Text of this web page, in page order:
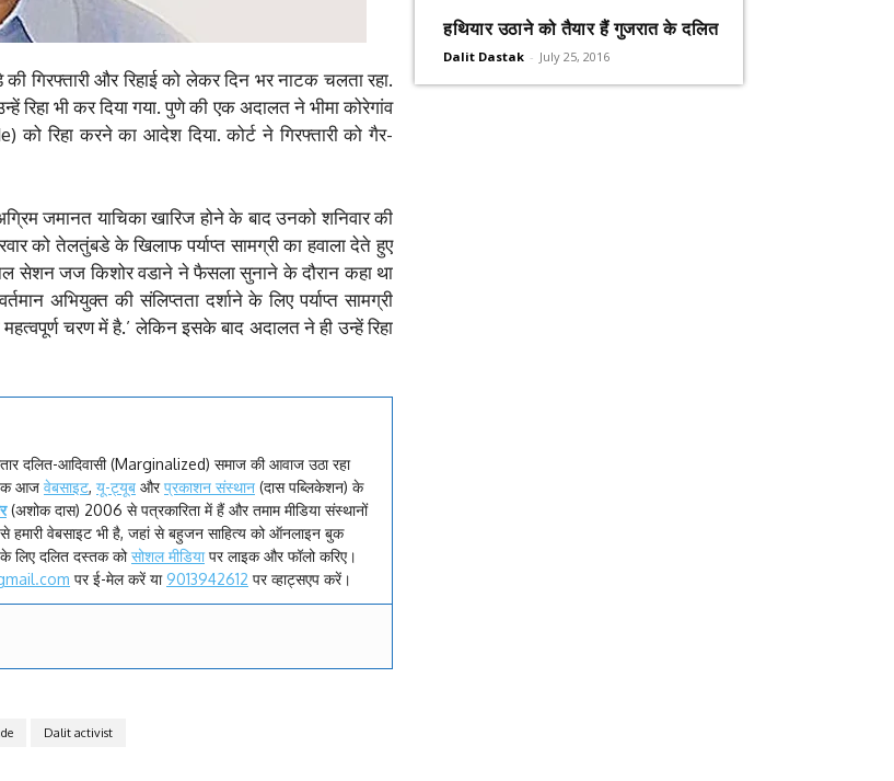
गिरफ्तारी और रिहाई को लेकर दिन भर नाटक चलता रहा.
रिहा भी कर दिया गया. पुणे की एक अदालत ने भीमा कोरेगांव
रिहा करने का आदेश दिया. कोर्ट ने गिरफ्तारी को गैर-
जमानत याचिका खारिज होने के बाद उनको शनिवार की
को तेलतुंबडे के खिलाफ पर्याप्त सामग्री का हवाला देते हुए
सेशन जज किशोर वडाने ने फैसला सुनाने के दौरान कहा था
अभियुक्त की संलिप्तता दर्शाने के लिए पर्याप्त सामग्री
चरण में है.’ लेकिन इसके बाद अदालत ने ही उन्हें रिहा
दलित-आदिवासी (Marginalized) समाज की आवाज उठा रहा
आज वेबसाइट, यू-ट्यूब औरप्रकाशन संस्थान (दास पब्लिकेशन) के
(अशोक दास) 2006 से पत्रकारिता में हैं और तमाम मीडिया संस्थानों
हमारी वेबसाइट भी है, जहां से बहुजन साहित्य को ऑनलाइन बुक
लिए दलित दस्तक कोसोशल मीडियापर लाइक और फॉलो करिए।
पर ई-मेल करें या9013942612 पर व्हाट्सएप करें।
Dalit activist
हथियार उठाने को तैयार हैं गुजरात के दलित
Dalit Dastak - July 25, 2016